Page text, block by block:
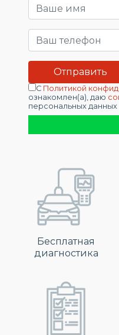
С Политикой
ознакомлен(а), даю
персональных данных
Бесплатная
диагностика